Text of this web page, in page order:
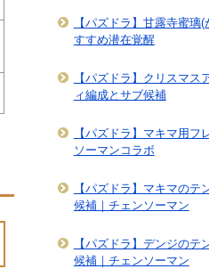
【パズドラ】甘露寺蜜璃
すすめ潜在覚醒
【パズドラ】クリスマス
ィ編成とサブ候補
【パズドラ】マキマ用フ
ソーマンコラボ
【パズドラ】マキマの
候補｜チェンソーマン
【パズドラ】デンジの
候補｜チェンソーマン